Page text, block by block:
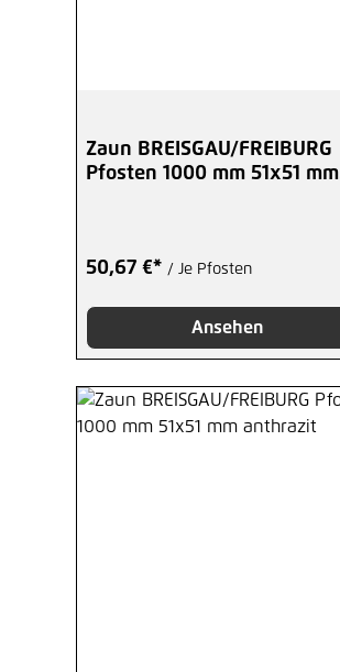
Zaun BREISGAU/FREIBURG
Pfosten 1000 mm 51x51 mm
50,67 €* / Je Pfosten
Ansehen